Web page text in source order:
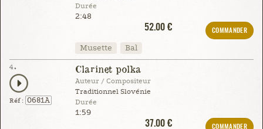
Durée
2:48
52.00 €
COMMANDER
Musette Bal
4.
Réf : 0681A
Clarinet polka
Auteur / Compositeur
Traditionnel Slovénie
Durée
1:59
37.00 €
COMMANDER